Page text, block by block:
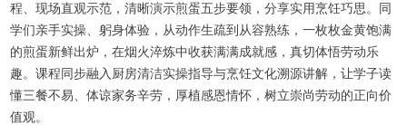
程、现场直观示范，清晰演示煎蛋五步要领，分享实用烹饪巧思。同
学们亲手实操、躬身体验，从动作生疏到从容熟练，一枚枚金黄饱满
的煎蛋新鲜出炉，在烟火淬炼中收获满满成就感，真切体悟劳动乐
趣。课程同步融入厨房清洁实操指导与烹饪文化溯源讲解，让学子读
懂三餐不易、体谅家务辛劳，厚植感恩情怀，树立崇尚劳动的正向价
值观。